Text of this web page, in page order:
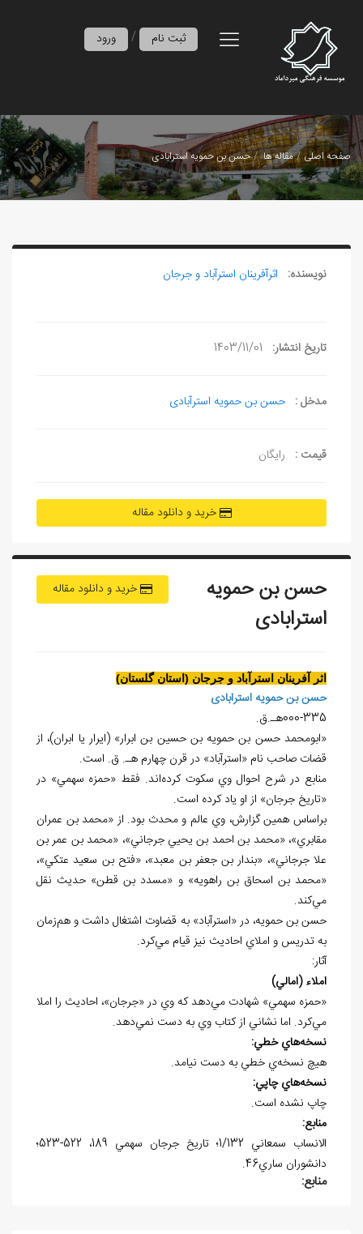
ورود / ثبت نام
صفحه اصلی مقاله ها حسن بن حمويه استرابادی
نویسنده: اثرآفرينان استرآباد و جرجان
تاریخ انتشار: 1403/11/01
مدخل : حسن بن حمویه استرآبادی
قیمت : رایگان
خرید و دانلود مقاله
خرید و دانلود مقاله
حسن بن حمويه
استرابادی
اثر آفرينان استرآباد و جرجان (استان گلستان)
حسن بن حمويه استرابادی
000-335هـ.ق.
«ابومحمد حسن بن حمويه بن حسين بن ابرار» (ايرار يا ابران)، از
قضات صاحب نام «استرآباد» در قرن چهارم هـ. ق. است.
منابع در شرح احوال وي سکوت کرده‌اند. فقط «حمزه سهمي» در
«تاريخ جرجان» از او ياد کرده است.
براساس همين گزارش، وي عالم و محدث بود. از «محمد بن عمران
مقابري»، «محمد بن احمد بن يحيي جرجاني»، «محمد بن عمر بن
علا جرجاني»، «بندار بن جعفر بن معبد»، «فتح بن سعيد عتکي»،
«محمد بن اسحاق بن راهويه» و «مسدد بن قطن» حديث نقل
مي‌کند.
حسن بن حمويه، در «استرآباد» به قضاوت اشتغال داشت و هم‌زمان
به تدريس و املاي احاديث نيز قيام مي‌کرد.
آثار:
املاء (امالي)
«حمزه سهمي» شهادت مي‌دهد که وي در «جرجان»، احاديث را املا
مي‌کرد. اما نشاني از کتاب وي به دست نمي‌دهد.
نسخههاي خطي:
هيچ نسخهي خطي به دست نيامد.
نسخههاي چاپي:
چاپ نشده است.
منابع:
الانساب سمعاني 1/132؛ تاريخ جرجان سهمي 189، 522-523؛
دانشوران ساري46.
منابع: